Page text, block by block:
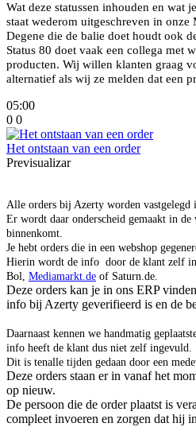
Wat deze statussen inhouden en wat
staat wederom uitgeschreven in onze
Degene die de balie doet houdt ook
Status 80 doet vaak een collega met
producten. Wij willen klanten graag
alternatief als wij ze melden dat een
05:00
0 0
Het ontstaan van een order
Previsualizar
Alle orders bij Azerty worden vastgelegd
Er wordt daar onderscheid gemaakt in de
binnenkomt.
Je hebt orders die in een webshop
Hierin wordt de info door de klant zelf
Bol, Mediamarkt.de of Saturn.de.
Deze orders kan je in ons ERP
info bij Azerty geverifieerd is en de
Daarnaast kennen we handmatig
info heeft de klant dus niet zelf ingevuld.
Dit is tenalle tijden gedaan door een
Deze orders staan er in vanaf het
op nieuw.
De persoon die de order plaatst is
compleet invoeren en zorgen dat hij